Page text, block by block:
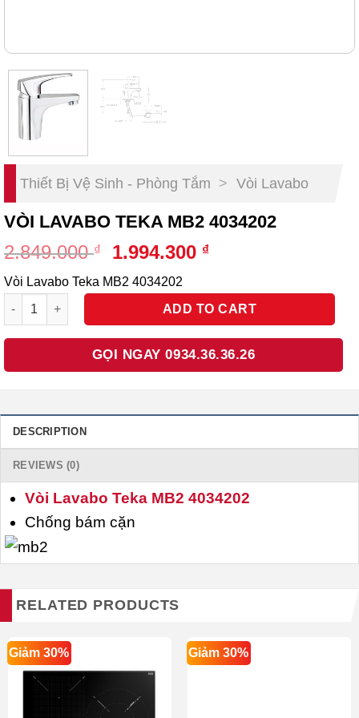
Thiết Bị Vệ Sinh - Phòng Tắm > Vòi Lavabo
VÒI LAVABO TEKA MB2 4034202
2.849.000₫
Original
was:
2.849.000 ₫.
1.994.300 ₫Current
is:
1.994.300 ₫.
Vòi Lavabo Teka MB2 4034202
Vòi Lavabo Teka MB2 4034202 quantity
ADD TO CART
GỌI NGAY 0934.36.36.26
DESCRIPTION
REVIEWS (0)
Vòi Lavabo Teka MB2 4034202
Chống bám cặn
RELATED PRODUCTS
Giảm 30% Giảm 30%